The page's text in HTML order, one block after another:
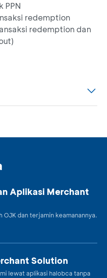
PPN
redemption
redemption dan
Aplikasi Merchant
OJK dan terjamin keamanannya.
Solution
lewat aplikasi halobca tanpa